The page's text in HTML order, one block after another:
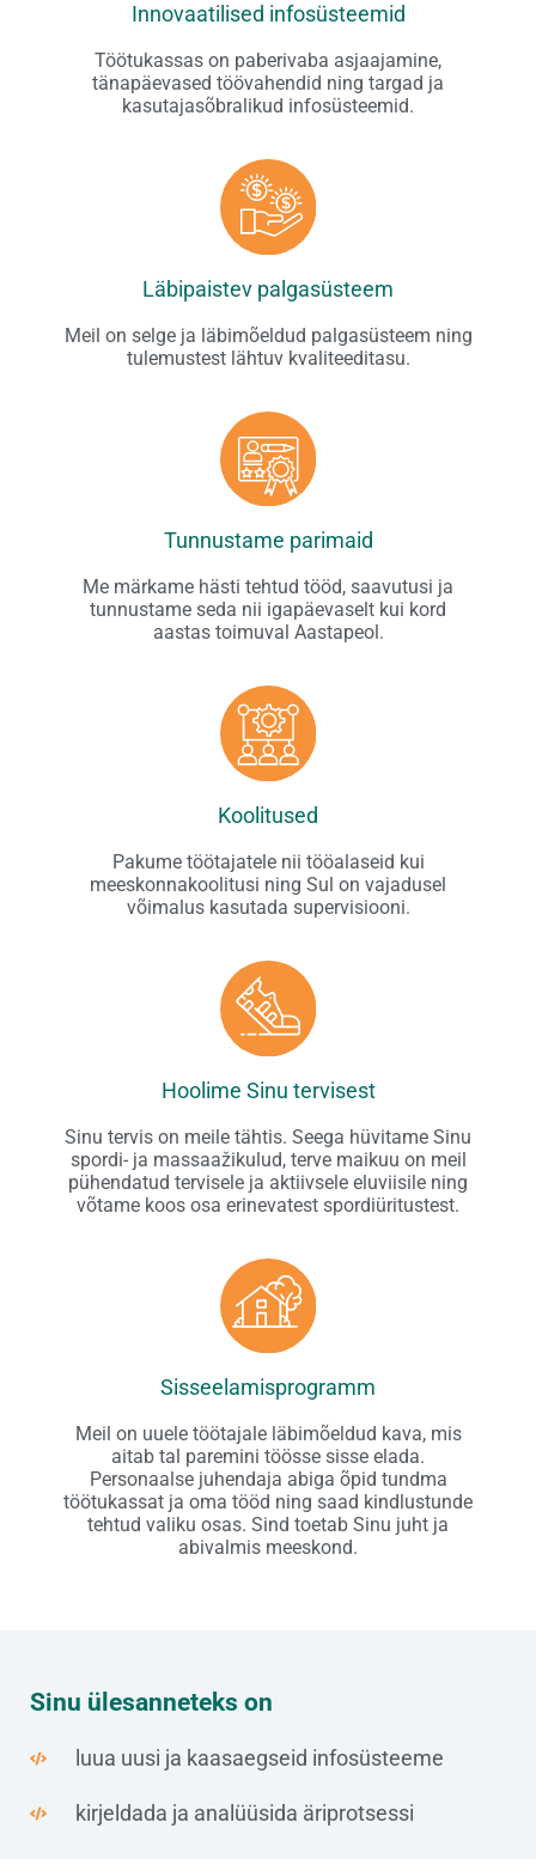
Innovaatilised infosüsteemid
Töötukassas on paberivaba asjaajamine,
tänapäevased töövahendid ning targad ja
kasutajasõbralikud infosüsteemid.
Läbipaistev palgasüsteem
Meil on selge ja läbimõeldud palgasüsteem ning
tulemustest lähtuv kvaliteeditasu.
Tunnustame parimaid
Me märkame hästi tehtud tööd, saavutusi ja
tunnustame seda nii igapäevaselt kui kord
aastas toimuval Aastapeol.
Koolitused
Pakume töötajatele nii tööalaseid kui
meeskonnakoolitusi ning Sul on vajadusel
võimalus kasutada supervisiooni.
Hoolime Sinu tervisest
Sinu tervis on meile tähtis. Seega hüvitame Sinu
spordi- ja massaažikulud, terve maikuu on meil
pühendatud tervisele ja aktiivsele eluviisile ning
võtame koos osa erinevatest spordiüritustest.
Sisseelamisprogramm
Meil on uuele töötajale läbimõeldud kava, mis
aitab tal paremini töösse sisse elada.
Personaalse juhendaja abiga õpid tundma
töötukassat ja oma tööd ning saad kindlustunde
tehtud valiku osas. Sind toetab Sinu juht ja
abivalmis meeskond.
Sinu ülesanneteks on
luua uusi ja kaasaegseid infosüsteeme
kirjeldada ja analüüsida äriprotsessi